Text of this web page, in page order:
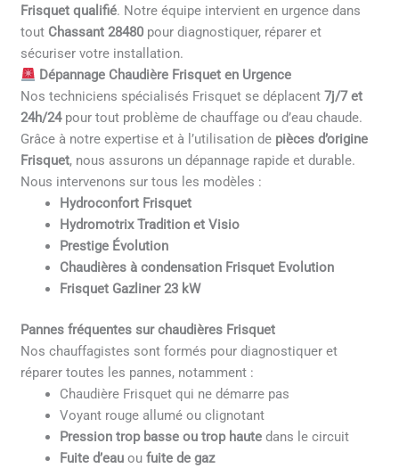
Frisquet qualifié. Notre équipe intervient en urgence dans
tout Chassant 28480 pour diagnostiquer, réparer et
sécuriser votre installation.
Dépannage Chaudière Frisquet en Urgence
Nos techniciens spécialisés Frisquet se déplacent7j/7 et
24h/24pour tout problème de chauffage ou d’eau chaude.
Grâce à notre expertise et à l’utilisation de pièces d’origine
Frisquet, nous assurons un dépannage rapide et durable.
Nous intervenons sur tous les modèles :
Hydroconfort Frisquet
Hydromotrix Tradition et Visio
Prestige Évolution
Chaudières à condensation Frisquet Evolution
Frisquet Gazliner 23 kW
Pannes fréquentes sur chaudières Frisquet
Nos chauffagistes sont formés pour diagnostiquer et
réparer toutes les pannes, notamment :
Chaudière Frisquet qui ne démarre pas
Voyant rouge allumé ou clignotant
Pression trop basse ou trop haute dans le circuit
Fuite d’eau oufuite de gaz